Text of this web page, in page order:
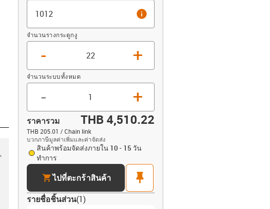
info
จำนวนรางกระดูกงู
- +
จำนวนระบบทั้งหมด
- +
ราคารวม THB 4,510.22
THB 205.01 / Chain link
บวกภาษีมูลค่าเพิ่มและค่าจัดส่ง
สินค้าพร้อมจัดส่งภายใน 10 - 15 วัน
ทำการ
cartไปที่ตะกร้าสินค้า
pin
รายชื่อชิ้นส่วน(1)
igus-icon-dropdown-up